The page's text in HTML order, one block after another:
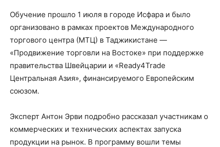
Обучение прошло 1 июля в городе Исфара и было
организовано в рамках проектов Международного
торгового центра (МТЦ) в Таджикистане —
«Продвижение торговли на Востоке» при поддержке
правительства Швейцарии и «Ready4Trade
Центральная Азия», финансируемого Европейским
союзом.
Эксперт Антон Эрви подробно рассказал участникам о
коммерческих и технических аспектах запуска
продукции на рынок. В программу вошли темы